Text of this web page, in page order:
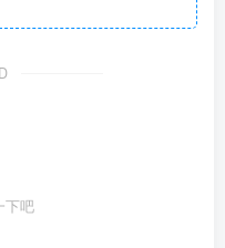
下吧